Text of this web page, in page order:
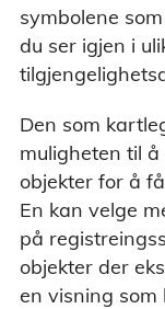
symbolene
du ser igjen i
Den som
muligheten til
objekter for å
En kan velge
på
objekter der
en visning som